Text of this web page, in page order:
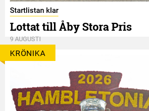
Startlistan klar
Lottat till Åby Stora Pris
9 AUGUSTI
KRÖNIKA